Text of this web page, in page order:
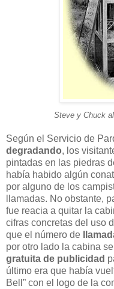
Steve y Chuck
Según el Servicio de
degradando, los
pintadas en las piedras
había habido algún
por alguno de los
llamadas. No obstante,
fue reacia a quitar la
cifras concretas del uso
que el número de
por otro lado la cabina
gratuita de publicidad
último era que había
Bell” con el logo de la